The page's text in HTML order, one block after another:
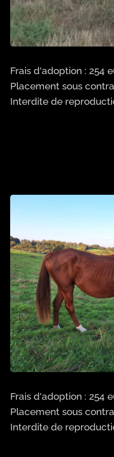
Frais d'adoption : 254
Placement sous
Interdite de
Frais d'adoption : 254
Placement sous
Interdite de